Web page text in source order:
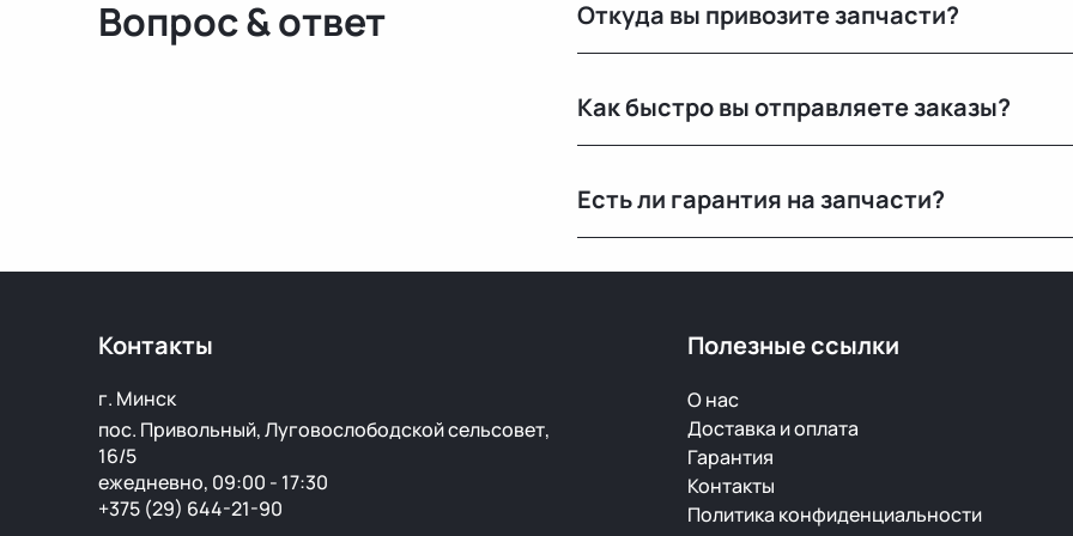
Вопрос & ответ Откуда вы привозите запчасти?
странах. Все детали проходят визуальный осмотр и
Как быстро вы отправляете заказы?
зависимости от транспортной компании.
Есть ли гарантия на запчасти?
Контакты
г. Минск
пос. Привольный, Луговослободской сельсовет,
16/5
ежедневно, 09:00 - 17:30
+375 (29) 644-21-90
Полезные ссылки
О нас
Доставка и оплата
Гарантия
Контакты
Политика конфиденциальности